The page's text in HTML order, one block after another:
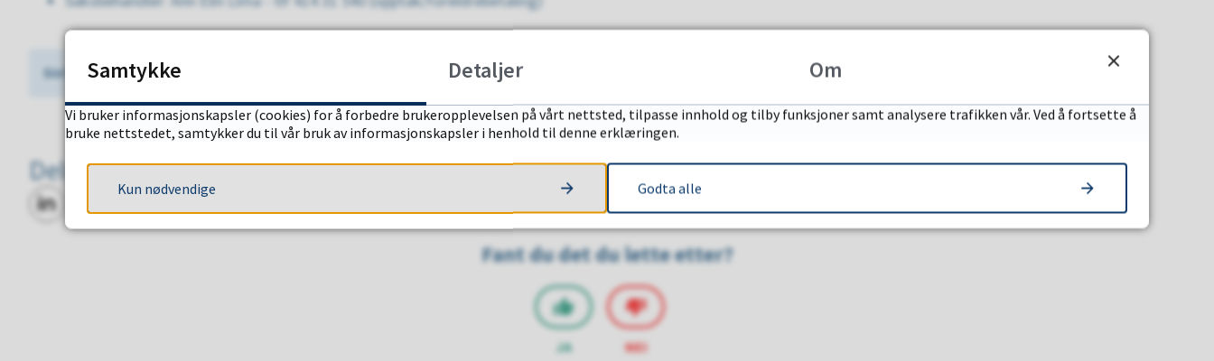
Sist endret 20.07.2026 14.36
Deleknapper
Del på LinkedIn
Fant du det du lette etter?
JA NEI
Samtykke Detaljer Om
Vi bruker informasjonskapsler (cookies) for å forbedre brukeropplevelsen på vårt nettsted, tilpasse innhold og tilby funksjoner samt analysere trafikken vår. Ved å fortsette å
bruke nettstedet, samtykker du til vår bruk av informasjonskapsler i henhold til denne erklæringen.
Kun nødvendige Godta alle